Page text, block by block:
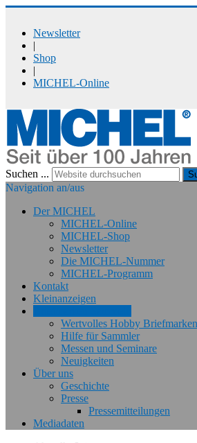
Newsletter
|
Shop
|
MICHEL-Online
Suchen ...
Navigation an/aus
Der MICHEL
MICHEL-Online
MICHEL-Shop
Newsletter
Die MICHEL-Nummer
MICHEL-Programm
Kontakt
Kleinanzeigen
Wertvolles Hobby
Hilfe für Sammler
Messen und Seminare
Neuigkeiten
Über uns
Geschichte
Presse
Pressemitteilungen
Mediadaten